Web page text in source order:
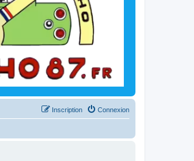
Connexion
Inscription